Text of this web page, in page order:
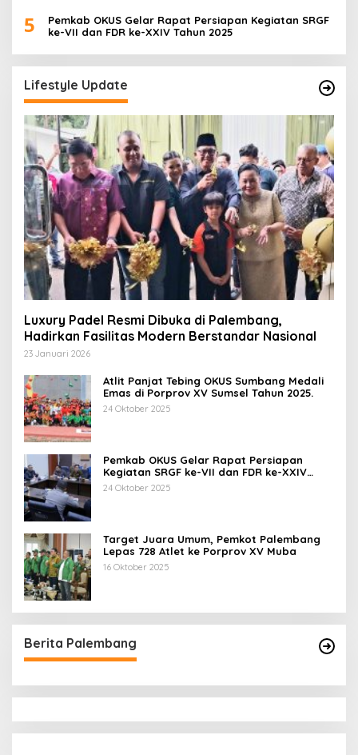
5
Pemkab OKUS Gelar Rapat Persiapan Kegiatan SRGF
ke-VII dan FDR ke-XXIV Tahun 2025
Lifestyle Update
Luxury Padel Resmi Dibuka di Palembang,
Hadirkan Fasilitas Modern Berstandar Nasional
23 Januari 2026
Atlit Panjat Tebing OKUS Sumbang Medali
Emas di Porprov XV Sumsel Tahun 2025.
24 Oktober 2025
Pemkab OKUS Gelar Rapat Persiapan
Kegiatan SRGF ke-VII dan FDR ke-XXIV
Tahun 2025
24 Oktober 2025
Target Juara Umum, Pemkot Palembang
Lepas 728 Atlet ke Porprov XV Muba
16 Oktober 2025
Berita Palembang